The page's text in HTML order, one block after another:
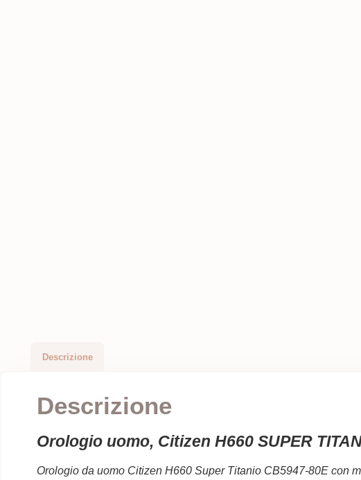
Descrizione
Descrizione
Orologio uomo, Citizen H660 SUPER
Orologio da uomo Citizen H660 Super Titanio CB5947-80E con